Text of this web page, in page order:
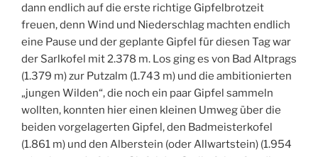
dann endlich auf die erste richtige Gipfelbrotzeit
freuen, denn Wind und Niederschlag machten endlich
eine Pause und der geplante Gipfel für diesen Tag war
der Sarlkofel mit 2.378 m. Los ging es von Bad Altprags
(1.379 m) zur Putzalm (1.743 m) und die ambitionierten
„jungen Wilden“, die noch ein paar Gipfel sammeln
wollten, konnten hier einen kleinen Umweg über die
beiden vorgelagerten Gipfel, den Badmeisterkofel
(1.861 m) und den Alberstein (oder Allwartstein) (1.954